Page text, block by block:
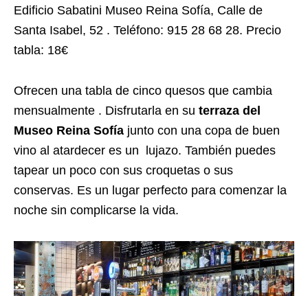
Edificio Sabatini Museo Reina Sofía, Calle de
Santa Isabel, 52 . Teléfono: 915 28 68 28. Precio
tabla: 18€
Ofrecen una tabla de cinco quesos que cambia
mensualmente . Disfrutarla en su terraza del
Museo Reina Sofía junto con una copa de buen
vino al atardecer es un lujazo. También puedes
tapear un poco con sus croquetas o sus
conservas. Es un lugar perfecto para comenzar la
noche sin complicarse la vida.